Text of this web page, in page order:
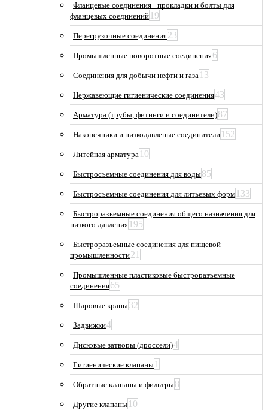
Фланцевые соединения_ прокладки и болты для
фланцевых соединений 19
Перегрузочные соединения23
Промышленные поворотные соединения6
Соединения для добычи нефти и газа 13
Нержавеющие гигиенические соединения43
Арматура (трубы, фитинги и соединители)87
Наконечники и низкодавленые соединители 152
Литейная арматура 10
Быстросъемные соединения для воды85
Быстросъемные соединения для литьевых форм 133
Быстроразъемные соединения общего назначения для
низкого давления 195
Быстроразъемные соединения для пищевой
промышленности21
Промышленные пластиковые быстроразъемные
соединения65
Шаровые краны32
Задвижки4
Дисковые затворы (дроссели)4
Гигиенические клапаны 1
Обратные клапаны и фильтры8
Другие клапаны 10